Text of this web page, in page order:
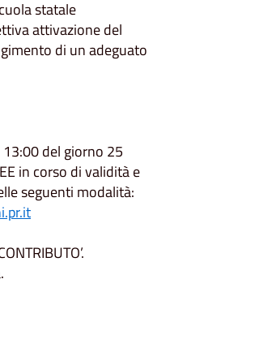
statale
attivazione del
di un adeguato
del giorno 25
in corso di validità e
seguenti modalità: